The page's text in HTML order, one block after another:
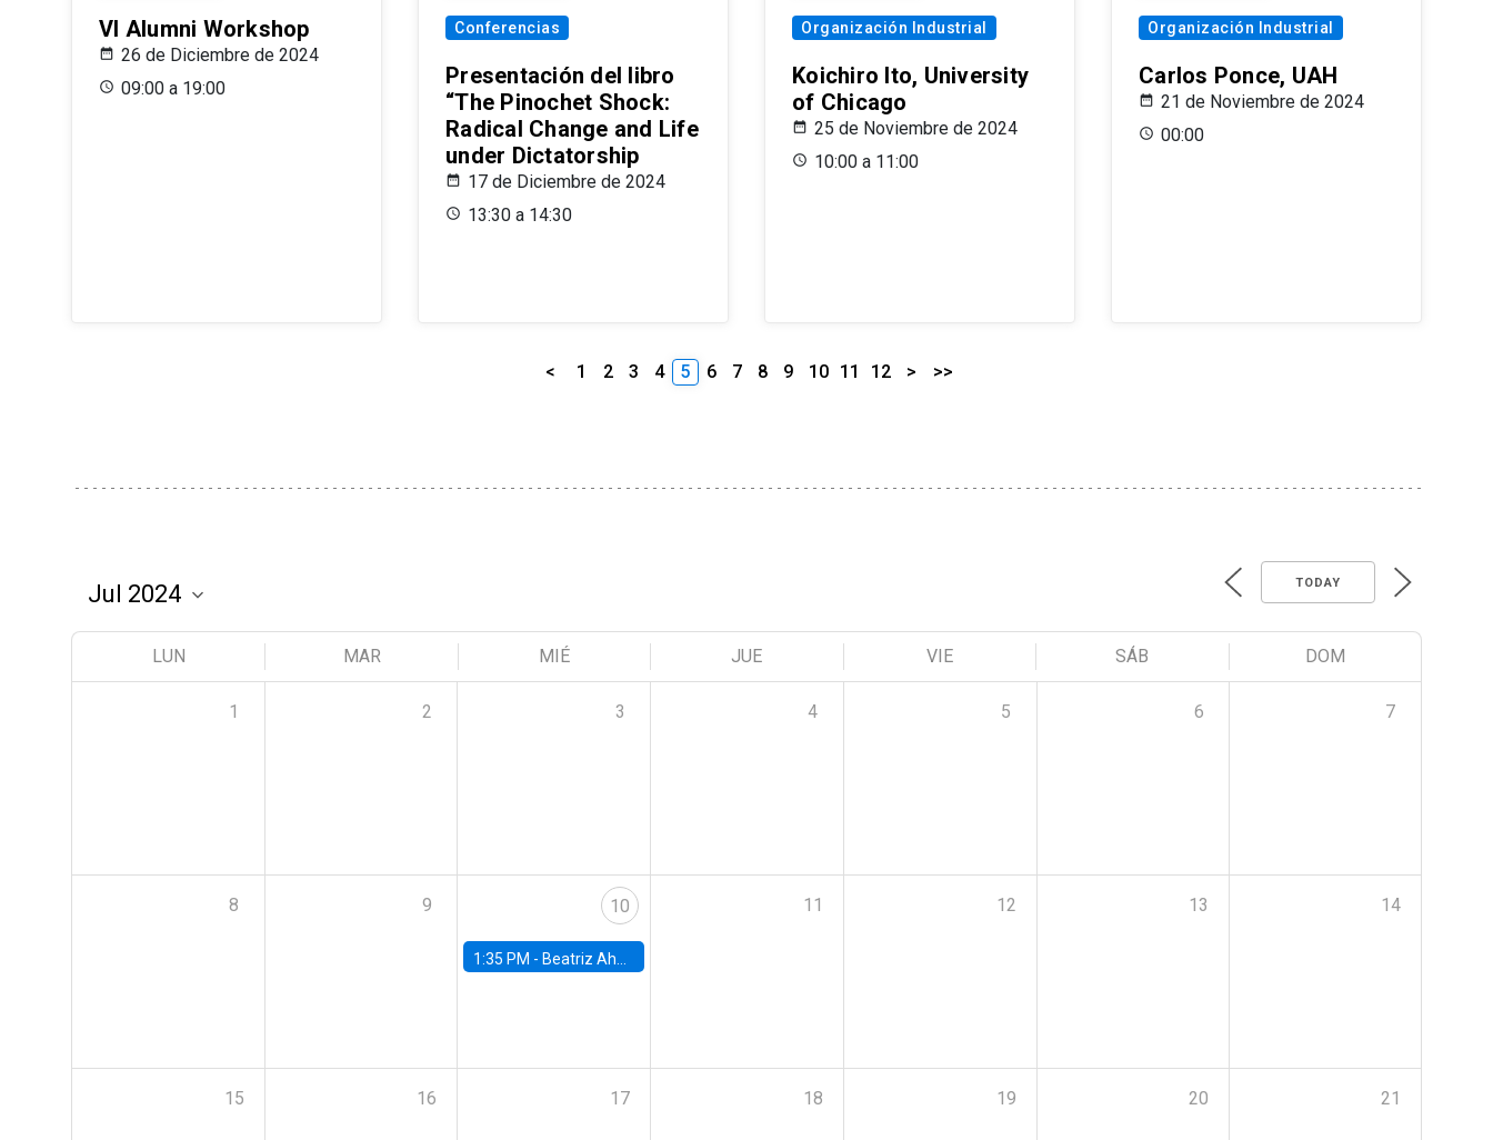
VI Alumni Workshop
26 de Diciembre de 2024
09:00 a 19:00
Conferencias
Presentación del libro
“The Pinochet Shock:
Radical Change and Life
under Dictatorship
17 de Diciembre de 2024
13:30 a 14:30
Organización Industrial
Koichiro Ito, University
of Chicago
25 de Noviembre de 2024
10:00 a 11:00
Organización Industrial
Carlos Ponce, UAH
21 de Noviembre de 2024
00:00
< 1 2 3 4 5 6 7 8 9 10 11 12 > >>
TODAY
LUN MAR MIÉ JUE VIE SÁB DOM
1 2 3 4 5 6 7
8 9 10
1:35 PM - Beatriz Ahumada, PhD candidate, Universidad de Pittsburgh
11 12 13 14
15 16 17 18 19 20 21